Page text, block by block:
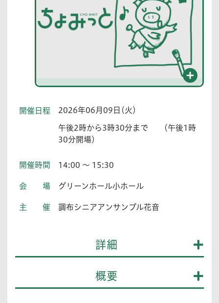
開催日程 2026年06月09日(火)
午後2時から3時30分まで (午後1時
30分開場)
開催時間 14:00 ～ 15:30
会場 グリーンホール小ホール
主催 調布シニアアンサンブル花音
詳細
概要